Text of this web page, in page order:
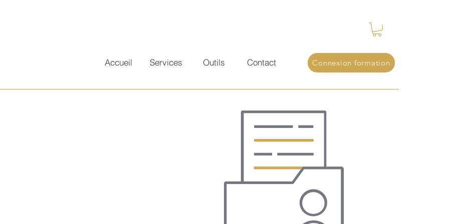
Accueil Services Outils Contact Connexion formation